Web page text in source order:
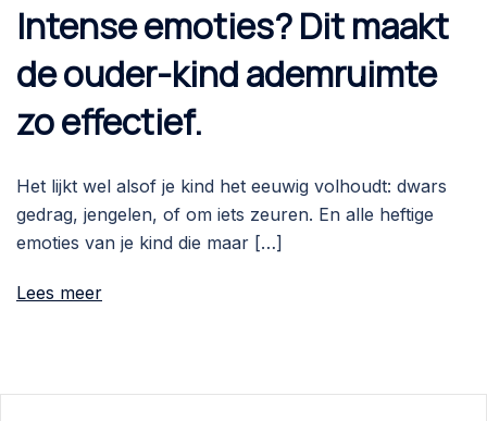
Intense emoties? Dit maakt
de ouder-kind ademruimte
zo effectief.
Het lijkt wel alsof je kind het eeuwig volhoudt: dwars
gedrag, jengelen, of om iets zeuren. En alle heftige
emoties van je kind die maar […]
Lees meer